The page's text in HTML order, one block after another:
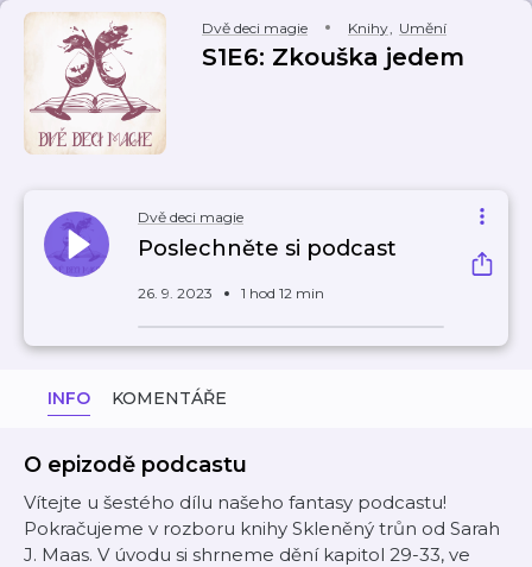
Dvě deci magie Knihy, Umění
S1E6: Zkouška jedem
Dvě deci magie
Poslechněte si podcast
26. 9. 2023 1 hod 12 min
INFO KOMENTÁŘE
O epizodě podcastu
Vítejte u šestého dílu našeho fantasy podcastu!
Pokračujeme v rozboru knihy Skleněný trůn od Sarah
J. Maas. V úvodu si shrneme dění kapitol 29-33, ve